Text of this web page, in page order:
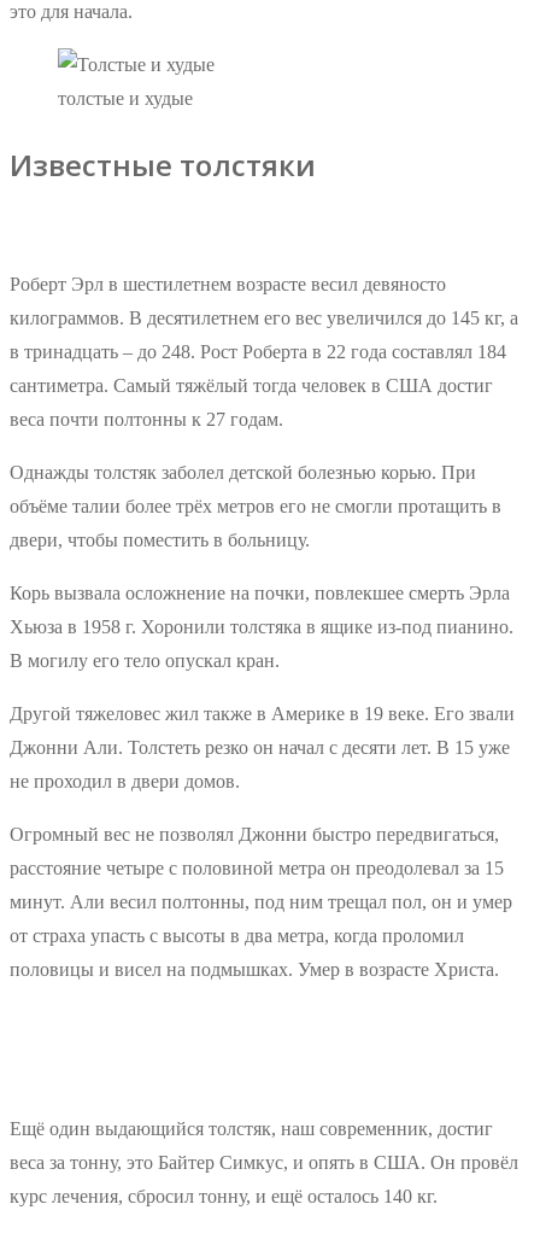
это для начала.
толстые и худые
Известные толстяки
Роберт Эрл в шестилетнем возрасте весил девяносто
килограммов. В десятилетнем его вес увеличился до 145 кг, а
в тринадцать – до 248. Рост Роберта в 22 года составлял 184
сантиметра. Самый тяжёлый тогда человек в США достиг
веса почти полтонны к 27 годам.
Однажды толстяк заболел детской болезнью корью. При
объёме талии более трёх метров его не смогли протащить в
двери, чтобы поместить в больницу.
Корь вызвала осложнение на почки, повлекшее смерть Эрла
Хьюза в 1958 г. Хоронили толстяка в ящике из-под пианино.
В могилу его тело опускал кран.
Другой тяжеловес жил также в Америке в 19 веке. Его звали
Джонни Али. Толстеть резко он начал с десяти лет. В 15 уже
не проходил в двери домов.
Огромный вес не позволял Джонни быстро передвигаться,
расстояние четыре с половиной метра он преодолевал за 15
минут. Али весил полтонны, под ним трещал пол, он и умер
от страха упасть с высоты в два метра, когда проломил
половицы и висел на подмышках. Умер в возрасте Христа.
Ещё один выдающийся толстяк, наш современник, достиг
веса за тонну, это Байтер Симкус, и опять в США. Он провёл
курс лечения, сбросил тонну, и ещё осталось 140 кг.